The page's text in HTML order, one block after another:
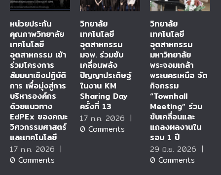
หน่วยประกัน
คุณภาพวิทยาลัย
เทคโนโลยี
อุตสาหกรรม เข้า
ร่วมโครงการ
สัมมนาเชิงปฏิบัติ
การ เพื่อมุ่งสู่การ
บริหารองค์กร
ด้วยแนวทาง
EdPEx ของคณะ
วิศวกรรมศาสตร์
และเทคโนโลยี
17 ก.ค. 2026 |
0 Comments
วิทยาลัย
เทคโนโลยี
อุตสาหกรรม
มจพ. ร่วมขับ
เคลื่อนพลัง
ปัญญาประดิษฐ์
ในงาน KM
Sharing Day
ครั้งที่ 13
17 ก.ค. 2026 |
0 Comments
วิทยาลัย
เทคโนโลยี
อุตสาหกรรม
มหาวิทยาลัย
พระจอมเกล้า
พระนครเหนือ จัด
กิจกรรม
“Townhall
Meeting” ร่วม
ขับเคลื่อนและ
แถลงผลงานใน
รอบ 1 ปี
29 มิ.ย. 2026 |
0 Comments